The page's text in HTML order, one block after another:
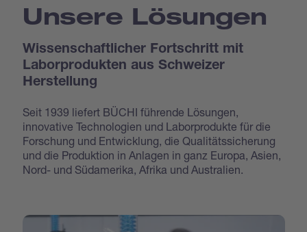
Unsere Lösungen
Wissenschaftlicher Fortschritt mit
Laborprodukten aus Schweizer
Herstellung
Seit 1939 liefert BÜCHI führende Lösungen,
innovative Technologien und Laborprodukte für die
Forschung und Entwicklung, die Qualitätssicherung
und die Produktion in Anlagen in ganz Europa, Asien,
Nord- und Südamerika, Afrika und Australien.